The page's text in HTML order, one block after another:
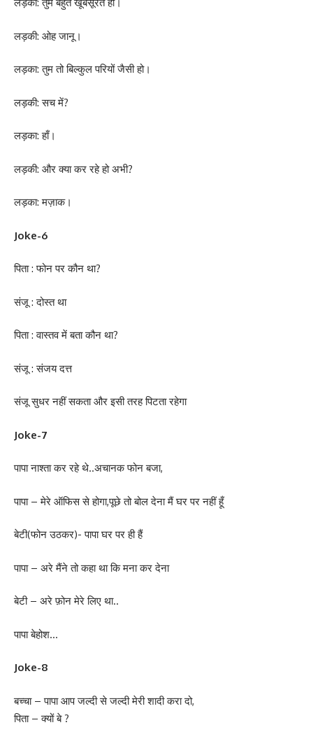
लड़का: तुम बहुत खूबसूरत हो।
लड़की: ओह जानू।
लड़का: तुम तो बिल्कुल परियों जैसी हो।
लड़की: सच में?
लड़का: हाँ।
लड़की: और क्या कर रहे हो अभी?
लड़का: मज़ाक।
Joke-6
पिता : फोन पर कौन था?
संजू : दोस्त था
पिता : वास्तव में बता कौन था?
संजू : संजय दत्त
संजू सुधर नहीं सकता और इसी तरह पिटता रहेगा
Joke-7
पापा नाश्ता कर रहे थे..अचानक फोन बजा,
पापा – मेरे ऑफिस से होगा,पूछे तो बोल देना मैं घर पर नहीं हूँ
बेटी(फोन उठकर)- पापा घर पर ही हैं
पापा – अरे मैंने तो कहा था कि मना कर देना
बेटी – अरे फ़ोन मेरे लिए था..
पापा बेहोश…
Joke-8
बच्चा – पापा आप जल्दी से जल्दी मेरी शादी करा दो,
पिता – क्यों बे ?